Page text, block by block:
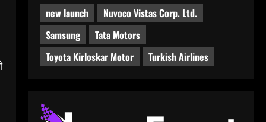
new launch
Nuvoco Vistas Corp. Ltd.
Samsung
Tata Motors
Toyota Kirloskar Motor
Turkish Airlines